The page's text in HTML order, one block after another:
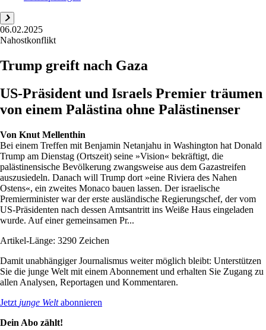
06.02.2025
Nahostkonflikt
Trump greift nach Gaza
US-Präsident und Israels Premier träumen
von einem Palästina ohne Palästinenser
Von Knut Mellenthin
Bei einem Treffen mit Benjamin Netanjahu in Washington hat Donald
Trump am Dienstag (Ortszeit) seine »Vision« bekräftigt, die
palästinensische Bevölkerung zwangsweise aus dem Gazastreifen
auszusiedeln. Danach will Trump dort »eine Riviera des Nahen
Ostens«, ein zweites Monaco bauen lassen. Der israelische
Premierminister war der erste ausländische Regierungschef, der vom
US-Präsidenten nach dessen Amtsantritt ins Weiße Haus eingeladen
wurde. Auf einer gemeinsamen Pr...
Artikel-Länge: 3290 Zeichen
Damit unabhängiger Journalismus weiter möglich bleibt: Unterstützen
Sie die junge Welt mit einem Abonnement und erhalten Sie Zugang zu
allen Analysen, Reportagen und Kommentaren.
Jetzt junge Weltabonnieren
Dein Abo zählt!